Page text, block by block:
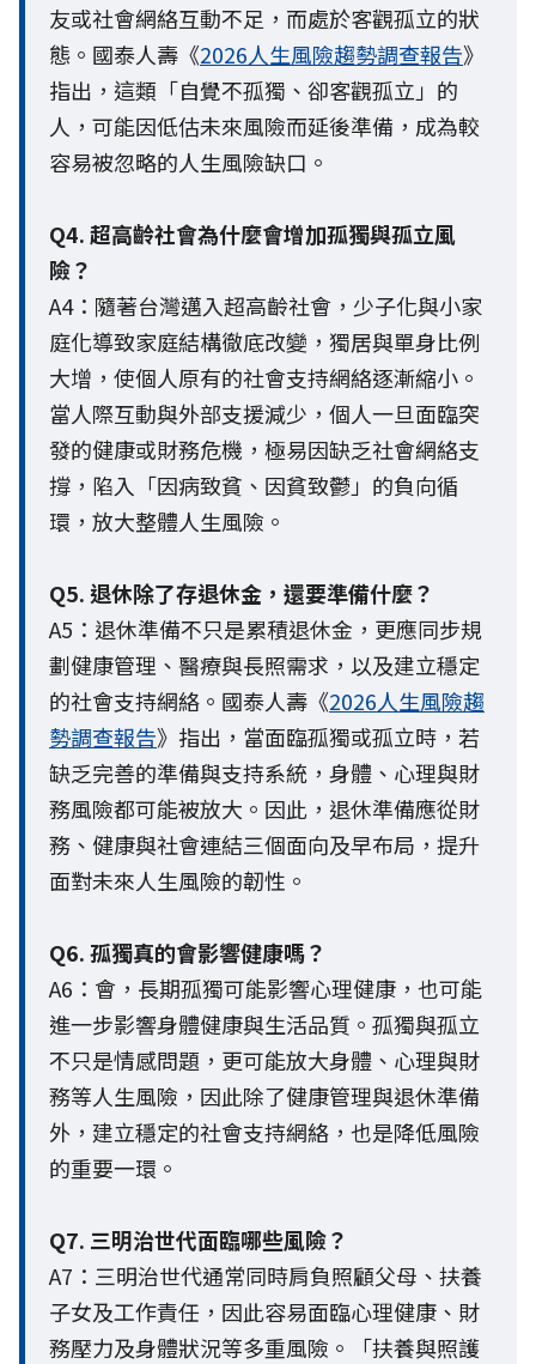
友或社會網絡互動不足，而處於客觀孤立的狀
態。國泰人壽《2026人生風險趨勢調查報告》
指出，這類「自覺不孤獨、卻客觀孤立」的
人，可能因低估未來風險而延後準備，成為較
容易被忽略的人生風險缺口。
Q4. 超高齡社會為什麼會增加孤獨與孤立風
險？
A4：隨著台灣邁入超高齡社會，少子化與小家
庭化導致家庭結構徹底改變，獨居與單身比例
大增，使個人原有的社會支持網絡逐漸縮小。
當人際互動與外部支援減少，個人一旦面臨突
發的健康或財務危機，極易因缺乏社會網絡支
撐，陷入「因病致貧、因貧致鬱」的負向循
環，放大整體人生風險。
Q5. 退休除了存退休金，還要準備什麼？
A5：退休準備不只是累積退休金，更應同步規
劃健康管理、醫療與長照需求，以及建立穩定
的社會支持網絡。國泰人壽《2026人生風險趨
勢調查報告》指出，當面臨孤獨或孤立時，若
缺乏完善的準備與支持系統，身體、心理與財
務風險都可能被放大。因此，退休準備應從財
務、健康與社會連結三個面向及早布局，提升
面對未來人生風險的韌性。
Q6. 孤獨真的會影響健康嗎？
A6：會，長期孤獨可能影響心理健康，也可能
進一步影響身體健康與生活品質。孤獨與孤立
不只是情感問題，更可能放大身體、心理與財
務等人生風險，因此除了健康管理與退休準備
外，建立穩定的社會支持網絡，也是降低風險
的重要一環。
Q7. 三明治世代面臨哪些風險？
A7：三明治世代通常同時肩負照顧父母、扶養
子女及工作責任，因此容易面臨心理健康、財
務壓力及身體狀況等多重風險。「扶養與照護